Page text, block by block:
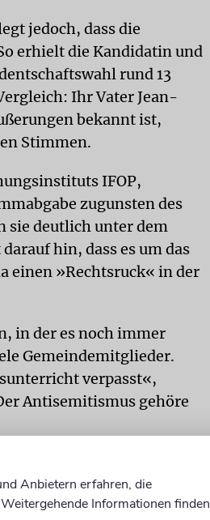
jedoch, dass die
erhielt die Kandidatin und
rund 13
Ihr Vater Jean-
bekannt ist,
Stimmen.
IFOP,
zugunsten des
sie deutlich unter dem
hin, dass es um das
einen »Rechtsruck« in der
in der es noch immer
Gemeindemitglieder.
verpasst«,
Antisemitismus gehöre
bekannt, dass man
des rechtsextremen
Anbietern erfahren, die
Informationen finden